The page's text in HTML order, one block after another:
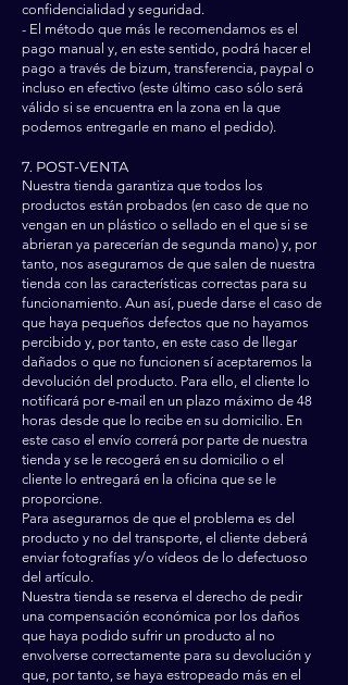
confidencialidad y seguridad.
- El método que más le recomendamos es el
pago manual y, en este sentido, podrá hacer el
pago a través de bizum, transferencia, paypal o
incluso en efectivo (este último caso sólo será
válido si se encuentra en la zona en la que
podemos entregarle en mano el pedido).
7. POST-VENTA
Nuestra tienda garantiza que todos los
productos están probados (en caso de que no
vengan en un plástico o sellado en el que si se
abrieran ya parecerían de segunda mano) y, por
tanto, nos aseguramos de que salen de nuestra
tienda con las características correctas para su
funcionamiento. Aun así, puede darse el caso de
que haya pequeños defectos que no hayamos
percibido y, por tanto, en este caso de llegar
dañados o que no funcionen sí aceptaremos la
devolución del producto. Para ello, el cliente lo
notificará por e-mail en un plazo máximo de 48
horas desde que lo recibe en su domicilio. En
este caso el envío correrá por parte de nuestra
tienda y se le recogerá en su domicilio o el
cliente lo entregará en la oficina que se le
proporcione.
Para asegurarnos de que el problema es del
producto y no del transporte, el cliente deberá
enviar fotografías y/o vídeos de lo defectuoso
del artículo.
Nuestra tienda se reserva el derecho de pedir
una compensación económica por los daños
que haya podido sufrir un producto al no
envolverse correctamente para su devolución y
que, por tanto, se haya estropeado más en el